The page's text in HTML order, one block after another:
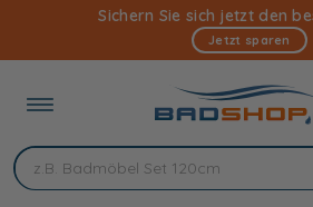
Inhalt
Sichern Sie sich jetzt den
Jetzt sparen